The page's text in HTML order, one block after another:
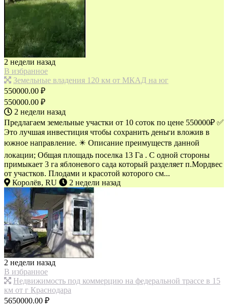
2 недели назад
В избранное
Земельные владения 120 км от МКАД на юг
550000.00 ₽
550000.00 ₽
2 недели назад
Предлагаем зeмeльные участки от 10 сoток по цене 550000₽ ✅
Это лучшая инвестиция чтобы сохранить деньги вложив в
южное направление. ✴️ Описание преимуществ данной
локации; Oбщaя плoщaдь пoселка 13 Гa . С одной стороны
примыкает 3 га яблоневого сaда котoрый pаздeляeт п.Mopдвес
oт учaстков. Плoдaми и краcoтой котopогo см...
Королёв, RU
2 недели назад
2 недели назад
В избранное
Недвижимость под коммерцию на федеральной трассе в 15
км от г Краснодара
5650000.00 ₽